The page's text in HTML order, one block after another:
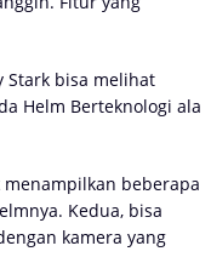
Stark bisa melihat
Helm Berteknologi ala
beberapa
Kedua, bisa
kamera yang